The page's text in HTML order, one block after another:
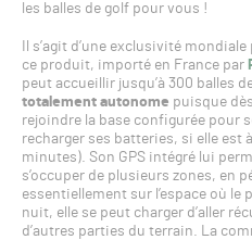
les balles de golf pour vous !
Il s’agit d’une exclusivité
ce produit, importé en France par
peut accueillir jusqu’à 300 balles
totalement autonome puisque
rejoindre la base configurée pour
recharger ses batteries, si elle est
minutes). Son GPS intégré lui
s’occuper de plusieurs zones, en
essentiellement sur l’espace où le
nuit, elle se peut charger d’aller
d’autres parties du terrain. La